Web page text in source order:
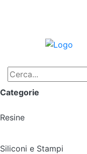
Categorie
Resine
Siliconi e Stampi